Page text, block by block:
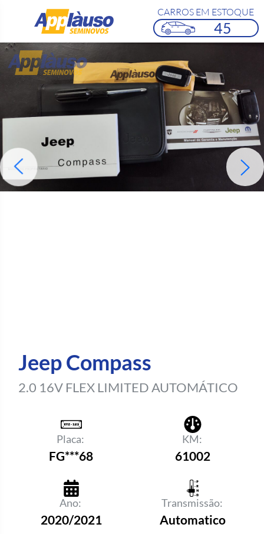
CARROS EM ESTOQUE
45
Jeep Compass
2.0 16V FLEX LIMITED AUTOMÁTICO
Placa:
FG***68
KM:
61002
Ano:
2020/2021
Transmissão:
Automatico